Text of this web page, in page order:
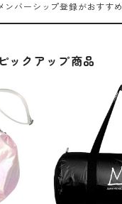
ンバーシップ登録がおすすめ
ピックアップ商品